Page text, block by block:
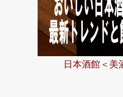
日本酒館＜美